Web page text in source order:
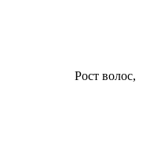
Рост волос,